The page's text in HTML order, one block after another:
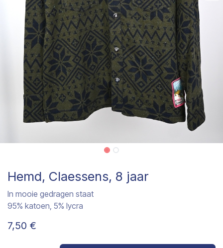
Hemd, Claessens, 8 jaar
In mooie gedragen staat
95% katoen, 5% lycra
7,50 €